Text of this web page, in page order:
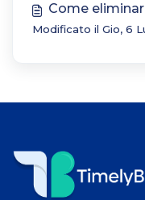
Come
Modificato il Gio, 6